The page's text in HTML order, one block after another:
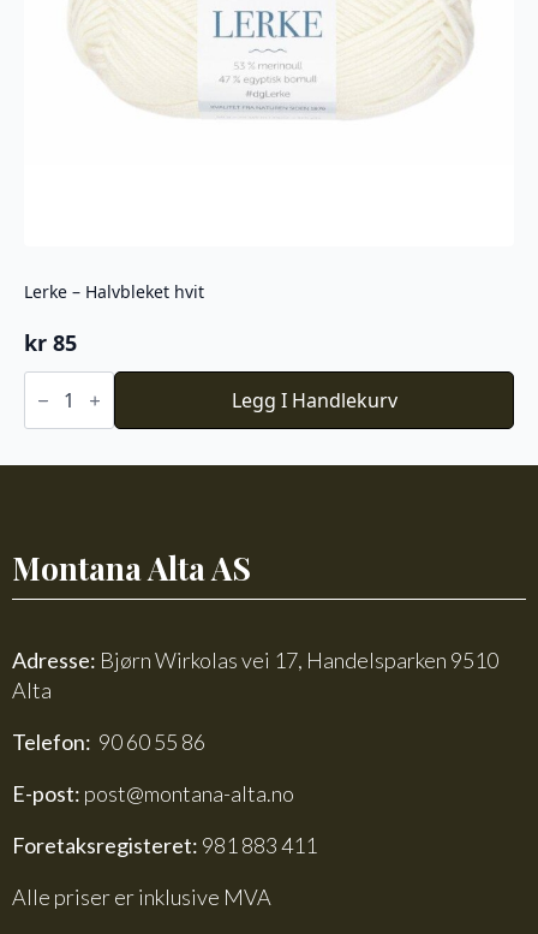
Lerke – Halvbleket hvit
kr 85
Lerke
Halvbleket
hvit
Legg I Handlekurv
Montana Alta AS
Adresse: Bjørn Wirkolas vei 17, Handelsparken 9510
Alta
Telefon: 90 60 55 86
E-post: post@montana-alta.no
Foretaksregisteret: 981 883 411
Alle priser er inklusive MVA